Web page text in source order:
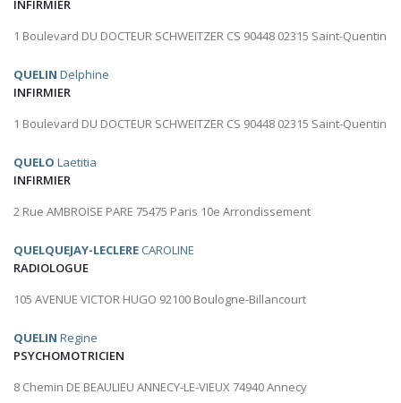
INFIRMIER
1 Boulevard DU DOCTEUR SCHWEITZER CS 90448 02315 Saint-Quentin
QUELIN Delphine
INFIRMIER
1 Boulevard DU DOCTEUR SCHWEITZER CS 90448 02315 Saint-Quentin
QUELO Laetitia
INFIRMIER
2 Rue AMBROISE PARE 75475 Paris 10e Arrondissement
QUELQUEJAY-LECLERE CAROLINE
RADIOLOGUE
105 AVENUE VICTOR HUGO 92100 Boulogne-Billancourt
QUELIN Regine
PSYCHOMOTRICIEN
8 Chemin DE BEAULIEU ANNECY-LE-VIEUX 74940 Annecy